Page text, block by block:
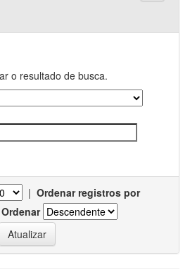
o resultado de busca.
| Ordenar registros por
Ordenar